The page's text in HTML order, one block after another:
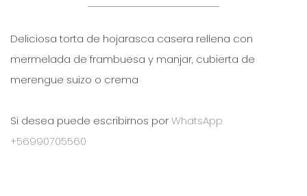
Deliciosa torta de hojarasca casera rellena con
mermelada de frambuesa y manjar, cubierta de
merengue suizo o crema
Si desea puede escribirnos porWhatsApp
+56990705560